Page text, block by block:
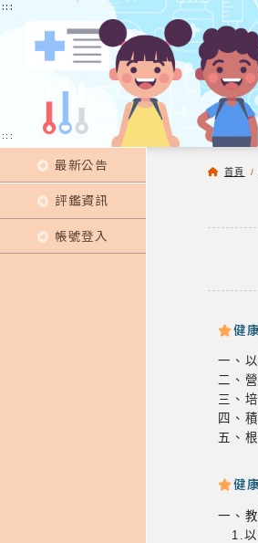
:::
:::
最新公告
評鑑資訊
帳號登入
首頁
健
一、
二、
三、
四、
五、
健
一、
1.以
:::